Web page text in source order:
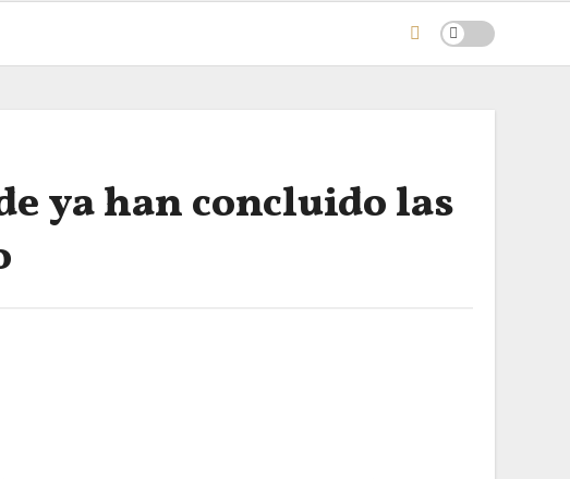
ya han concluido las